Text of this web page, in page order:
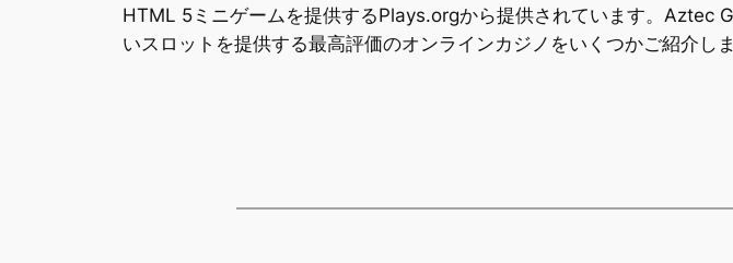
HTML 5ミニゲームを提供するPlays.orgから提供されています。Aztec
いスロットを提供する最高評価のオンラインカジノをいくつかご紹介しま